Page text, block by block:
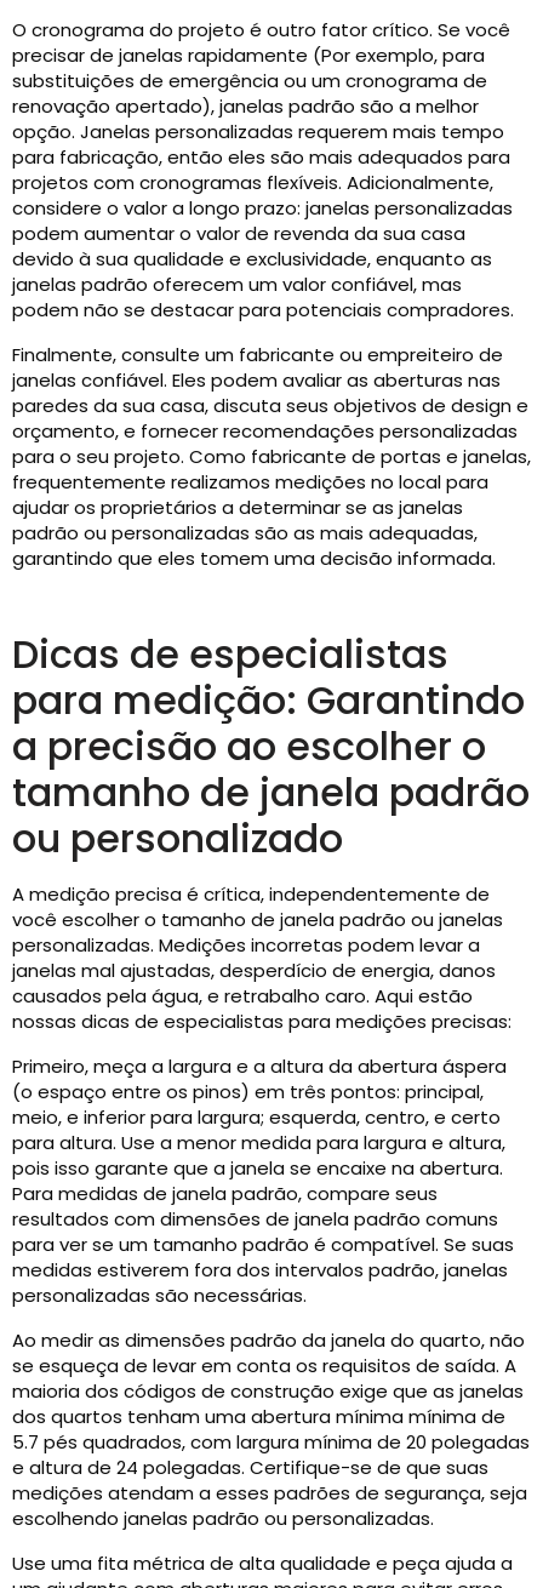
O cronograma do projeto é outro fator crítico. Se você
precisar de janelas rapidamente (Por exemplo, para
substituições de emergência ou um cronograma de
renovação apertado), janelas padrão são a melhor
opção. Janelas personalizadas requerem mais tempo
para fabricação, então eles são mais adequados para
projetos com cronogramas flexíveis. Adicionalmente,
considere o valor a longo prazo: janelas personalizadas
podem aumentar o valor de revenda da sua casa
devido à sua qualidade e exclusividade, enquanto as
janelas padrão oferecem um valor confiável, mas
podem não se destacar para potenciais compradores.
Finalmente, consulte um fabricante ou empreiteiro de
janelas confiável. Eles podem avaliar as aberturas nas
paredes da sua casa, discuta seus objetivos de design e
orçamento, e fornecer recomendações personalizadas
para o seu projeto. Como fabricante de portas e janelas,
frequentemente realizamos medições no local para
ajudar os proprietários a determinar se as janelas
padrão ou personalizadas são as mais adequadas,
garantindo que eles tomem uma decisão informada.
Dicas de especialistas
para medição: Garantindo
a precisão ao escolher o
tamanho de janela padrão
ou personalizado
A medição precisa é crítica, independentemente de
você escolher o tamanho de janela padrão ou janelas
personalizadas. Medições incorretas podem levar a
janelas mal ajustadas, desperdício de energia, danos
causados ​​​​pela água, e retrabalho caro. Aqui estão
nossas dicas de especialistas para medições precisas:
Primeiro, meça a largura e a altura da abertura áspera
(o espaço entre os pinos) em três pontos: principal,
meio, e inferior para largura; esquerda, centro, e certo
para altura. Use a menor medida para largura e altura,
pois isso garante que a janela se encaixe na abertura.
Para medidas de janela padrão, compare seus
resultados com dimensões de janela padrão comuns
para ver se um tamanho padrão é compatível. Se suas
medidas estiverem fora dos intervalos padrão, janelas
personalizadas são necessárias.
Ao medir as dimensões padrão da janela do quarto, não
se esqueça de levar em conta os requisitos de saída. A
maioria dos códigos de construção exige que as janelas
dos quartos tenham uma abertura mínima mínima de
5.7 pés quadrados, com largura mínima de 20 polegadas
e altura de 24 polegadas. Certifique-se de que suas
medições atendam a esses padrões de segurança, seja
escolhendo janelas padrão ou personalizadas.
Use uma fita métrica de alta qualidade e peça ajuda a